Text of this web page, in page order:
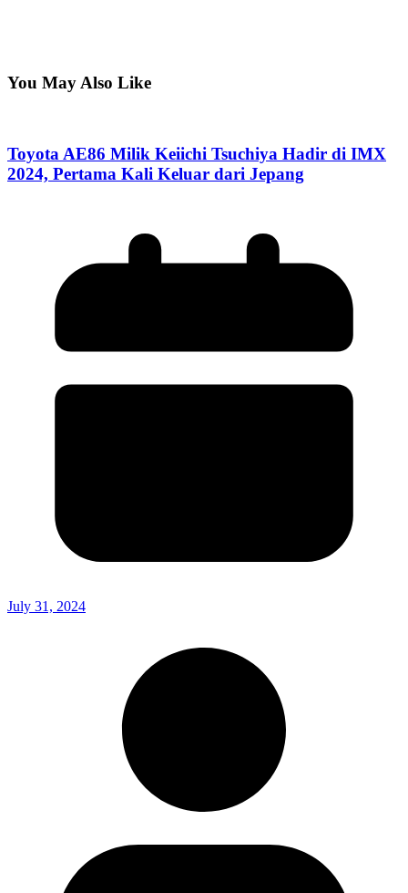
You May Also Like
Toyota AE86 Milik Keiichi Tsuchiya Hadir di IMX
2024, Pertama Kali Keluar dari Jepang
July 31, 2024